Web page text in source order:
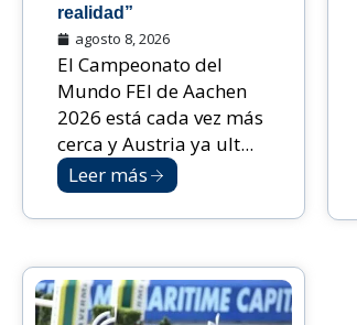
realidad”
agosto 8, 2026
El Campeonato del
Mundo FEI de Aachen
2026 está cada vez más
cerca y Austria ya ult...
Leer más